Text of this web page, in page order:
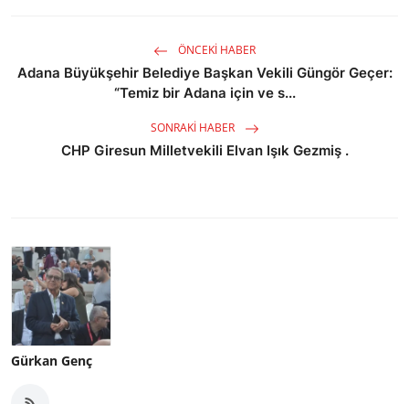
ÖNCEKI HABER
Adana Büyükşehir Belediye Başkan Vekili Güngör Geçer:
“Temiz bir Adana için ve s...
SONRAKI HABER
CHP Giresun Milletvekili Elvan Işık Gezmiş .
Gürkan Genç